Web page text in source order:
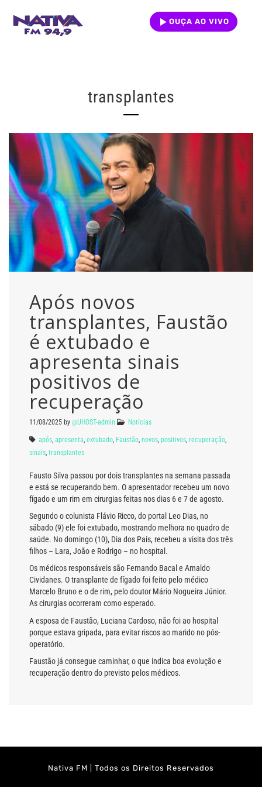
OUÇA AO VIVO
transplantes
Após novos
transplantes, Faustão
é extubado e
apresenta sinais
positivos de
recuperação
11/08/2025 by @UHOST-admin Notícias
após apresenta extubado Faustão novos positivos recuperação
sinais transplantes
Fausto Silva passou por dois transplantes na semana passada
e está se recuperando bem. O apresentador recebeu um novo
fígado e um rim em cirurgias feitas nos dias 6 e 7 de agosto.
Segundo o colunista Flávio Ricco, do portal Leo Dias, no
sábado (9) ele foi extubado, mostrando melhora no quadro de
saúde. No domingo (10), Dia dos Pais, recebeu a visita dos três
filhos – Lara, João e Rodrigo – no hospital.
Os médicos responsáveis são Fernando Bacal e Arnaldo
Cividanes. O transplante de fígado foi feito pelo médico
Marcelo Bruno e o de rim, pelo doutor Mário Nogueira Júnior.
As cirurgias ocorreram como esperado.
A esposa de Faustão, Luciana Cardoso, não foi ao hospital
porque estava gripada, para evitar riscos ao marido no pós-
operatório.
Faustão já consegue caminhar, o que indica boa evolução e
recuperação dentro do previsto pelos médicos.
Nativa FM | Todos os Direitos Reservados